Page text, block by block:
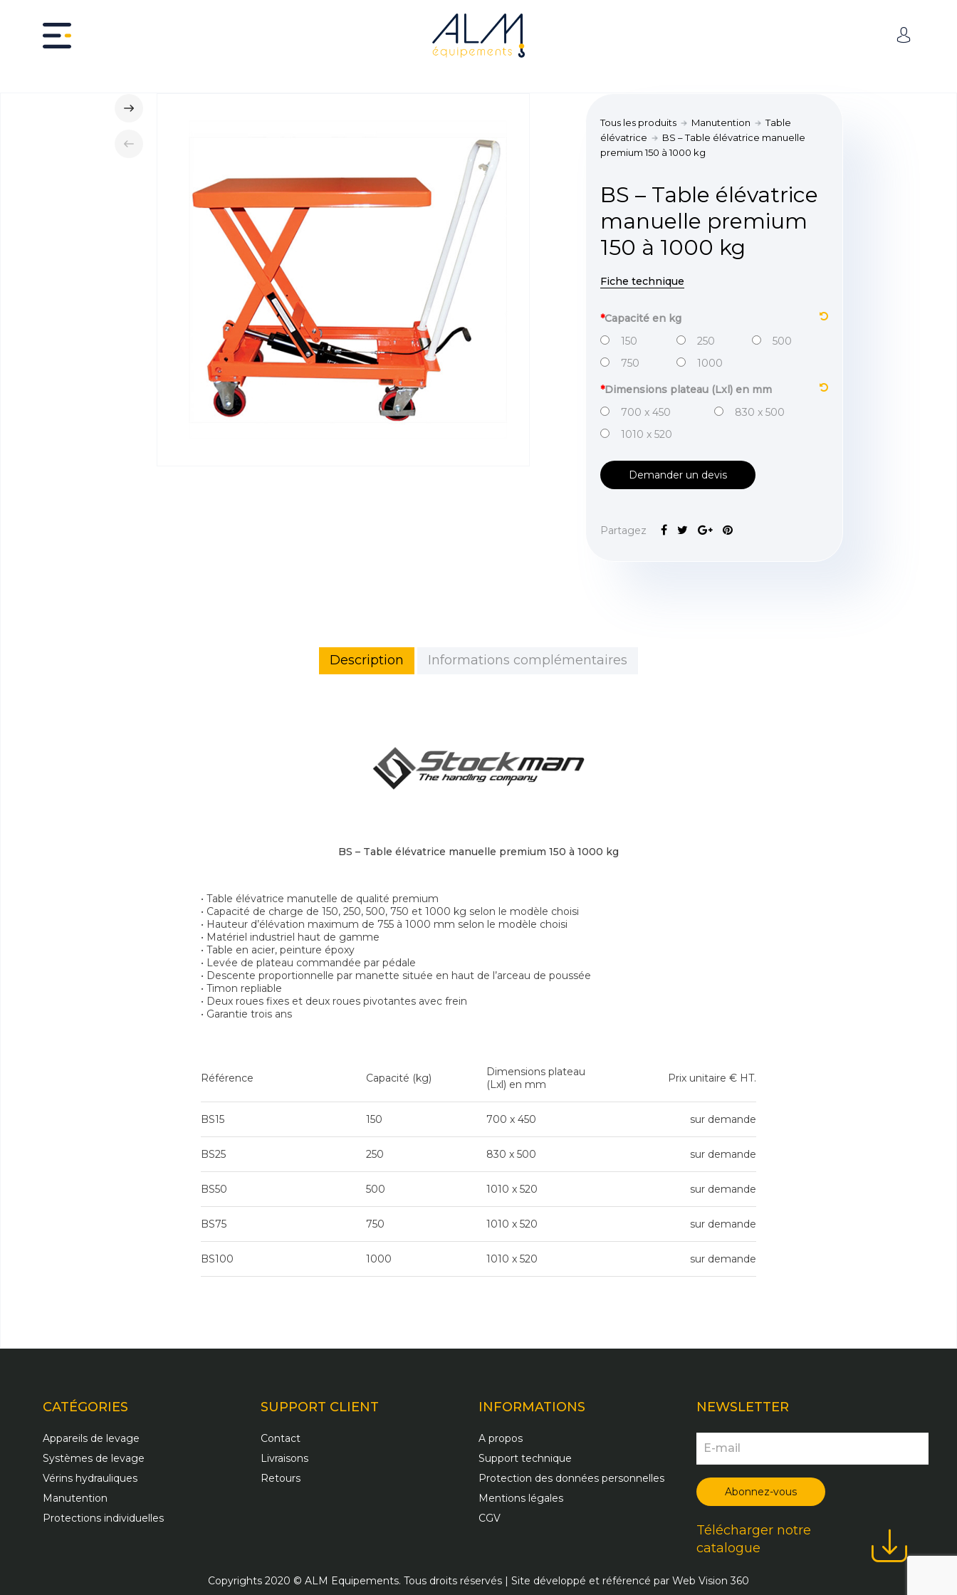
Tous les produits Manutention
Table
élévatrice
BS – Table élévatrice manuelle
premium 150 à 1000 kg
BS – Table élévatrice
manuelle premium
150 à 1000 kg
Fiche technique
*Capacité en kg
150
250
500
750
1000
*Dimensions plateau (Lxl) en mm
700 x 450
830 x 500
1010 x 520
Demander un devis
Partagez
Description Informations complémentaires
BS – Table élévatrice manuelle premium 150 à 1000 kg
• Table élévatrice manutelle de qualité premium
• Capacité de charge de 150, 250, 500, 750 et 1000 kg selon le modèle choisi
• Hauteur d’élévation maximum de 755 à 1000 mm selon le modèle choisi
• Matériel industriel haut de gamme
• Table en acier, peinture époxy
• Levée de plateau commandée par pédale
• Descente proportionnelle par manette située en haut de l’arceau de poussée
• Timon repliable
• Deux roues fixes et deux roues pivotantes avec frein
• Garantie trois ans
Référence Capacité (kg)
Dimensions plateau
(Lxl) en mm
Prix unitaire € HT.
BS15 150 700 x 450 sur demande
BS25 250 830 x 500 sur demande
BS50 500 1010 x 520 sur demande
BS75 750 1010 x 520 sur demande
BS100 1000 1010 x 520 sur demande
CATÉGORIES
Appareils de levage
Systèmes de levage
Vérins hydrauliques
Manutention
Protections individuelles
SUPPORT CLIENT
Contact
Livraisons
Retours
INFORMATIONS
A propos
Support technique
Protection des données personnelles
Mentions légales
CGV
NEWSLETTER
Télécharger notre
catalogue
Copyrights 2020 © ALM Equipements. Tous droits réservés | Site développé et référencé par Web Vision 360